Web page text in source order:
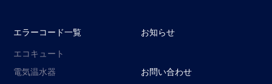
エラーコード一覧
エコキュート
電気温水器
お知らせ
お問い合わせ